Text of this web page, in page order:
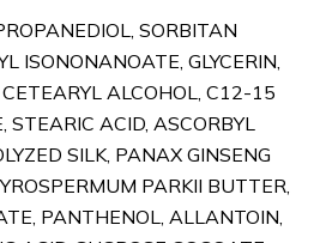
SORBITAN
ISONONANOATE, GLYCERIN,
ALCOHOL, C12-15
STEARIC ACID, ASCORBYL
SILK, PANAX GINSENG
PARKII BUTTER,
PANTHENOL, ALLANTOIN,